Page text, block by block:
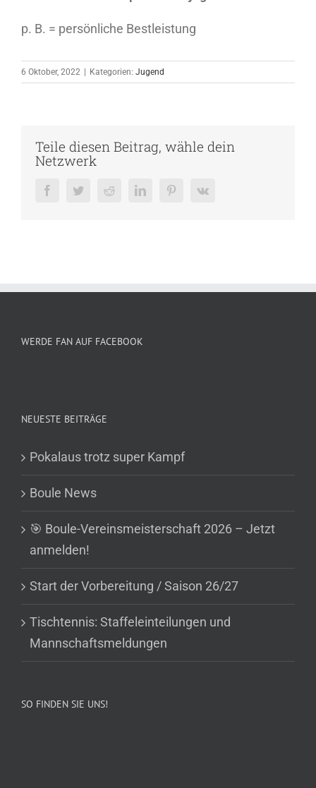
p. B. = persönliche Bestleistung
6 Oktober, 2022 | Kategorien: Jugend
Teile diesen Beitrag, wähle dein
Netzwerk
FacebookTwitterRedditLinkedInPinterestVk
WERDE FAN AUF FACEBOOK
NEUESTE BEITRÄGE
Pokalaus trotz super Kampf
Boule News
🎯 Boule-Vereinsmeisterschaft 2026 – Jetzt
anmelden!
Start der Vorbereitung / Saison 26/27
Tischtennis: Staffeleinteilungen und
Mannschaftsmeldungen
SO FINDEN SIE UNS!